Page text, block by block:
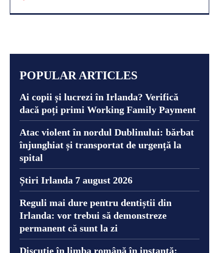
POPULAR ARTICLES
Ai copii și lucrezi în Irlanda? Verifică
dacă poți primi Working Family Payment
Atac violent în nordul Dublinului: bărbat
înjunghiat și transportat de urgență la
spital
Știri Irlanda 7 august 2026
Reguli mai dure pentru dentiștii din
Irlanda: vor trebui să demonstreze
permanent că sunt la zi
Discuție în limba română în instanță: